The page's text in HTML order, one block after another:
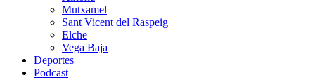
Mutxamel
Sant Vicent del Raspeig
Elche
Vega Baja
Deportes
Podcast